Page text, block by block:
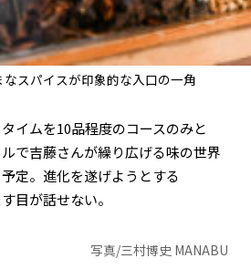
スパイスが印象的な入口の一角
イムを10品程度のコースのみと
で吉藤さんが繰り広げる味の世界
定。進化を遂げようとする
目が話せない。
写真/三村博史 MANABU